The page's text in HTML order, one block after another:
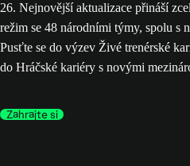
26. Nejnovější aktualizace přináší
režim se 48 národními týmy, spolu s
Pusťte se do výzev Živé trenérské
do Hráčské kariéry s novými
Zahrajte si